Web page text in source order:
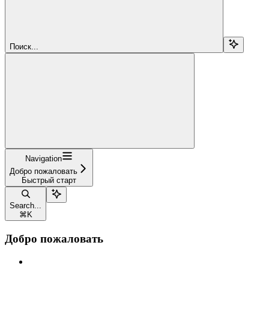
Поиск...
Navigation
Добро пожаловать
Быстрый старт
Search...
⌘ K
Добро пожаловать